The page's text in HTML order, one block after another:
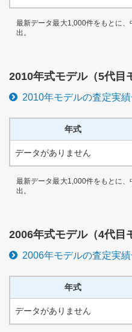
最新データ最大1,000件をもとに
出。
2010年式モデル（5代目
2010年モデルの査定実
年式
データがありません
最新データ最大1,000件をもとに
出。
2006年式モデル（4代目
2006年モデルの査定実
年式
データがありません